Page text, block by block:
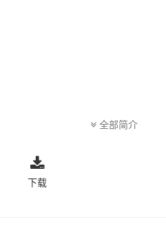
全部简介
下载